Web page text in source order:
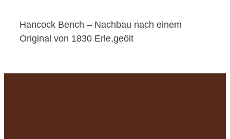
Hancock Bench – Nachbau nach einem
Original von 1830 Erle,geölt